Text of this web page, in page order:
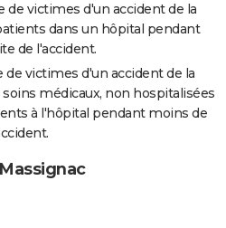
de victimes d'un accident de la
dans un hôpital pendant
de l'accident.
de victimes d'un accident de la
médicaux, non hospitalisées
à l'hôpital pendant moins de